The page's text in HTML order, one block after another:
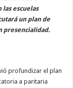
las escuelas
un plan de
presencialidad.
profundizar el plan
a paritaria